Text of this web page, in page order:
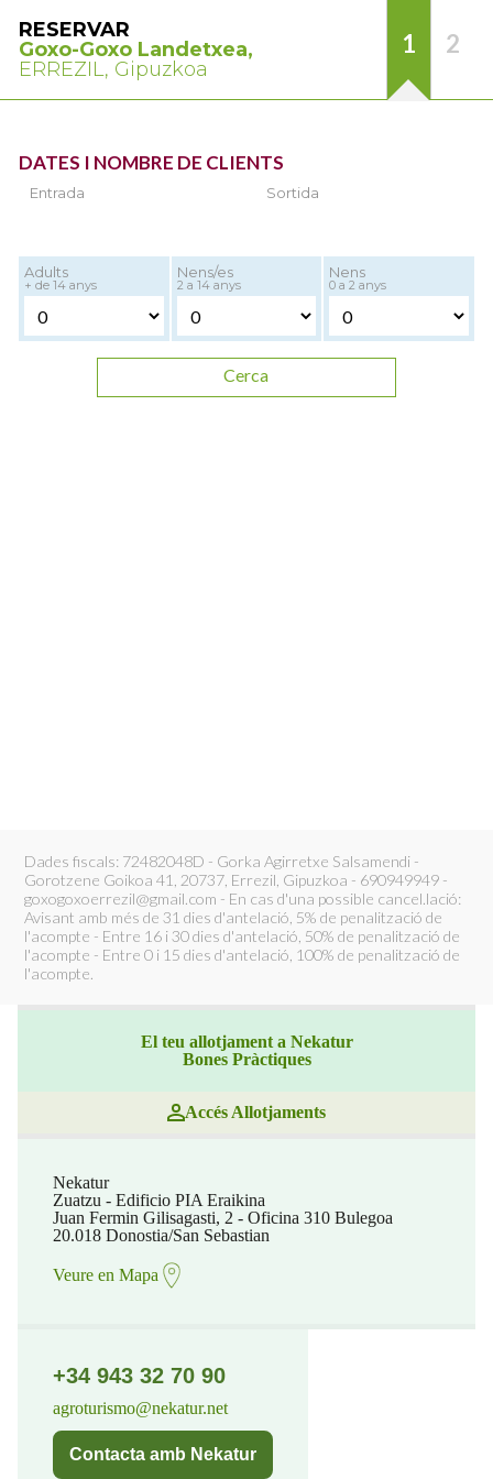
RESERVAR
Goxo-Goxo Landetxea,
ERREZIL, Gipuzkoa
1 2
DATES I NOMBRE DE CLIENTS
Entrada Sortida
Adults
+ de 14 anys
Nens/es
2 a 14 anys
Nens
0 a 2 anys
Cerca
Dades fiscals: 72482048D - Gorka Agirretxe Salsamendi -
Gorotzene Goikoa 41, 20737, Errezil, Gipuzkoa - 690949949 -
goxogoxoerrezil@gmail.com - En cas d'una possible cancel.lació:
Avisant amb més de 31 dies d'antelació, 5% de penalització de
l'acompte - Entre 16 i 30 dies d'antelació, 50% de penalització de
l'acompte - Entre 0 i 15 dies d'antelació, 100% de penalització de
l'acompte.
El teu allotjament a Nekatur
Bones Pràctiques
Accés Allotjaments
Nekatur
Zuatzu - Edificio PIA Eraikina
Juan Fermin Gilisagasti, 2 - Oficina 310 Bulegoa
20.018 Donostia/San Sebastian
Veure en Mapa
+34 943 32 70 90
agroturismo@nekatur.net
Contacta amb Nekatur